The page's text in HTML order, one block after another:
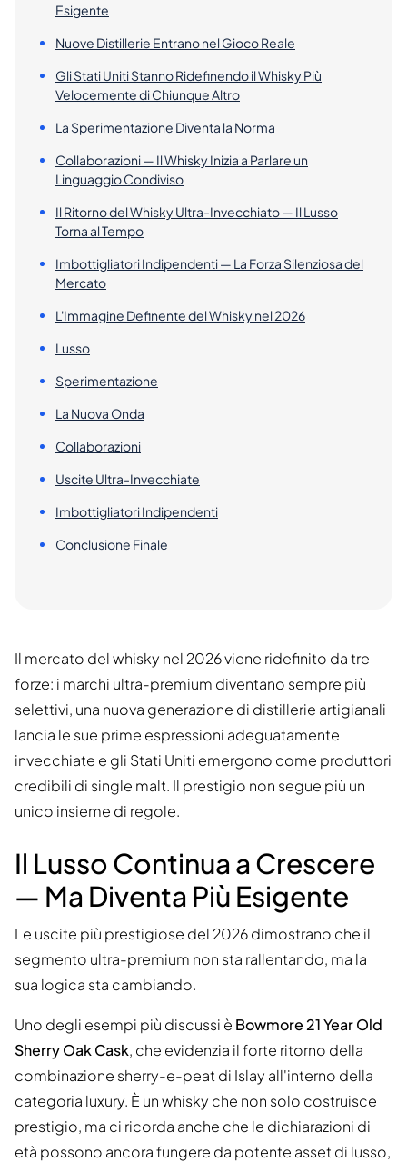
Esigente
Nuove Distillerie Entrano nel Gioco Reale
Gli Stati Uniti Stanno Ridefinendo il Whisky Più
Velocemente di Chiunque Altro
La Sperimentazione Diventa la Norma
Collaborazioni — Il Whisky Inizia a Parlare un
Linguaggio Condiviso
Il Ritorno del Whisky Ultra-Invecchiato — Il Lusso
Torna al Tempo
Imbottigliatori Indipendenti — La Forza Silenziosa del
Mercato
L'Immagine Definente del Whisky nel 2026
Lusso
Sperimentazione
La Nuova Onda
Collaborazioni
Uscite Ultra-Invecchiate
Imbottigliatori Indipendenti
Conclusione Finale
Il mercato del whisky nel 2026 viene ridefinito da tre
forze: i marchi ultra-premium diventano sempre più
selettivi, una nuova generazione di distillerie artigianali
lancia le sue prime espressioni adeguatamente
invecchiate e gli Stati Uniti emergono come produttori
credibili di single malt. Il prestigio non segue più un
unico insieme di regole.
Il Lusso Continua a Crescere
— Ma Diventa Più Esigente
Le uscite più prestigiose del 2026 dimostrano che il
segmento ultra-premium non sta rallentando, ma la
sua logica sta cambiando.
Uno degli esempi più discussi è Bowmore 21 Year Old
Sherry Oak Cask, che evidenzia il forte ritorno della
combinazione sherry-e-peat di Islay all'interno della
categoria luxury. È un whisky che non solo costruisce
prestigio, ma ci ricorda anche che le dichiarazioni di
età possono ancora fungere da potente asset di lusso,